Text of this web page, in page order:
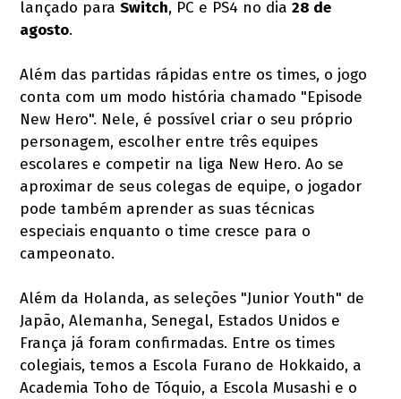
lançado paraSwitch, PC e PS4 no dia28 de
agosto.
Além das partidas rápidas entre os times, o jogo
conta com um modo história chamado "Episode
New Hero". Nele, é possível criar o seu próprio
personagem, escolher entre três equipes
escolares e competir na liga New Hero. Ao se
aproximar de seus colegas de equipe, o jogador
pode também aprender as suas técnicas
especiais enquanto o time cresce para o
campeonato.
Além da Holanda, as seleções "Junior Youth" de
Japão, Alemanha, Senegal, Estados Unidos e
França já foram confirmadas. Entre os times
colegiais, temos a Escola Furano de Hokkaido, a
Academia Toho de Tóquio, a Escola Musashi e o